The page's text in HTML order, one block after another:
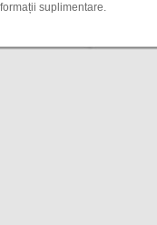
suplimentare.